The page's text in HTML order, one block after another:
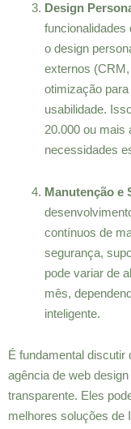
Design
funcionalidades
o design
externos
otimização
usabilidade.
20.000 ou mais
necessidades
Manutenção e
contínuos de
segurança,
pode variar de
mês,
inteligente.
É fundamental
agência de web
transparente. Eles
melhores soluções de